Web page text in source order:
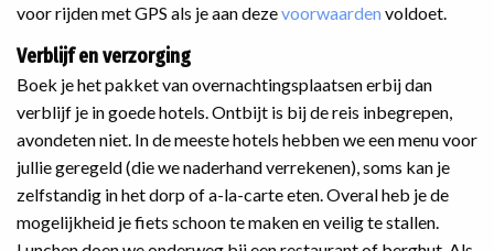
voor rijden met GPS als je aan dezevoorwaarden voldoet.
Verblijf en verzorging
Boek je het pakket van overnachtingsplaatsen erbij dan
verblijf je in goede hotels. Ontbijt is bij de reis inbegrepen,
avondeten niet. In de meeste hotels hebben we een menu voor
jullie geregeld (die we naderhand verrekenen), soms kan je
zelfstandig in het dorp of a-la-carte eten. Overal heb je de
mogelijkheid je fiets schoon te maken en veilig te stallen.